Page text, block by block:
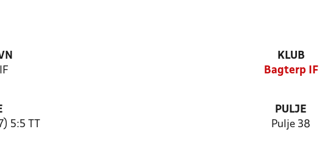
KLUB
Bagterp IF
5:5 TT
PULJE
Pulje 38